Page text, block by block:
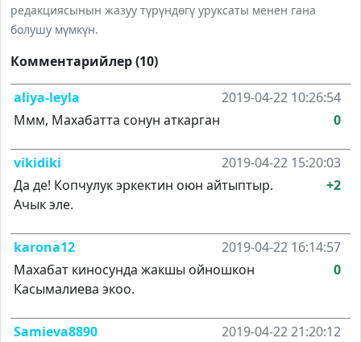
редакциясынын жазуу түрүндөгү уруксаты менен гана
болушу мүмкүн.
Комментарийлер (10)
aliya-leyla
2019-04-22 10:26:54
Ммм, Махабатта сонун аткарган
0
vikidiki
2019-04-22 15:20:03
Да де! Копчулук эркектин оюн айтыптыр.
Ачык эле.
+2
karona12
2019-04-22 16:14:57
Махабат киносунда жакшы ойношкон
Касымалиева экоо.
0
Samieva8890
2019-04-22 21:20:12